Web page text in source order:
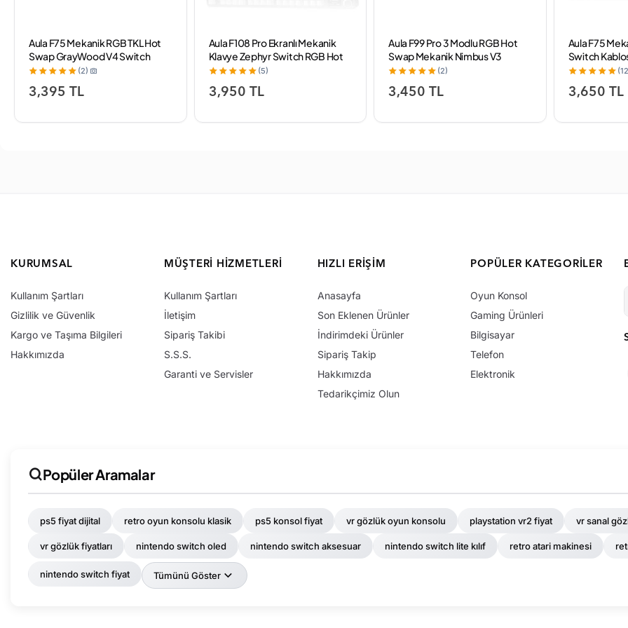
Aula F75 Mekanik RGB TKL Hot
Swap GrayWood V4 Switch
Kablosuz Makrolu Türkçe Q
(2)
3,395 TL
Aula F108 Pro Ekranlı Mekanik
Klavye Zephyr Switch RGB Hot
Swap 8000mAh Makrolu
(5)
3,950 TL
Aula F99 Pro 3 Modlu RGB Hot
Swap Mekanik Nimbus V3
Switch Kablosuz Makrolu Klavye
(2)
3,450 TL
Aula F75
Switch
Swap
3,650 TL
KURUMSAL
Kullanım Şartları
Gizlilik ve Güvenlik
Kargo ve Taşıma Bilgileri
Hakkımızda
MÜŞTERI HIZMETLERI
Kullanım Şartları
İletişim
Sipariş Takibi
S.S.S.
Garanti ve Servisler
HIZLI ERIŞIM
Anasayfa
Son Eklenen Ürünler
İndirimdeki Ürünler
Sipariş Takip
Hakkımızda
Tedarikçimiz Olun
POPÜLER KATEGORILER
Oyun Konsol
Gaming Ürünleri
Bilgisayar
Telefon
Elektronik
Popüler Aramalar
ps5 fiyat dijital retro oyun konsolu klasik ps5 konsol fiyat vr gözlük oyun konsolu playstation vr2 fiyat vr sanal
vr gözlük fiyatları nintendo switch oled nintendo switch aksesuar nintendo switch lite kılıf retro atari makinesi
nintendo switch fiyat Tümünü Göster